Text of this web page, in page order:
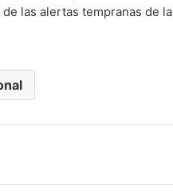
las alertas tempranas de la